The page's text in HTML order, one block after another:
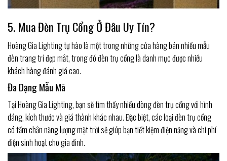
5. Mua Đèn Trụ Cổng Ở Đâu Uy Tín?
Hoàng Gia Lighting tự hào là một trong những cửa hàng bán nhiều mẫu
đèn trang trí đẹp mắt, trong đó đèn trụ cổng là danh mục được nhiều
khách hàng đánh giá cao.
Đa Dạng Mẫu Mã
Tại Hoàng Gia Lighting, bạn sẽ tìm thấy nhiều dòng đèn trụ cổng với hình
dáng, kích thước và giá thành khác nhau. Đặc biệt, các loại đèn trụ cổng
có tấm chắn năng lượng mặt trời sẽ giúp bạn tiết kiệm điện năng và chi phí
điện sinh hoạt cho gia đình.